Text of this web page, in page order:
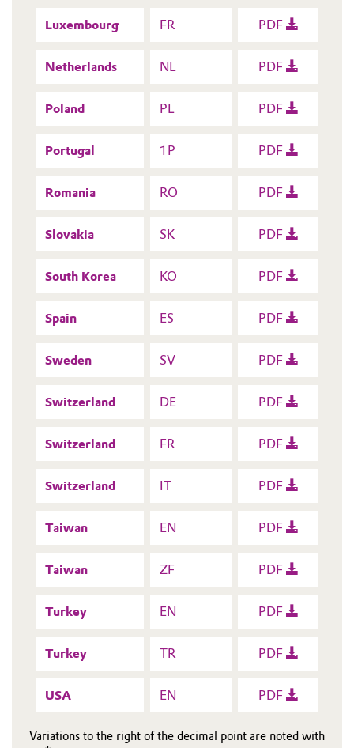
Luxembourg FR PDF
Netherlands NL PDF
Poland PL PDF
Portugal 1P PDF
Romania RO PDF
Slovakia SK PDF
South Korea KO PDF
Spain ES PDF
Sweden SV PDF
Switzerland DE PDF
Switzerland FR PDF
Switzerland IT PDF
Taiwan EN PDF
Taiwan ZF PDF
Turkey EN PDF
Turkey TR PDF
USA EN PDF
Variations to the right of the decimal point are noted with